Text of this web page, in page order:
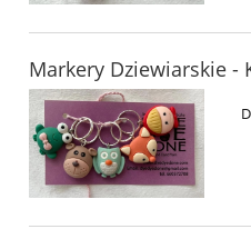
Markery Dziewiarskie -